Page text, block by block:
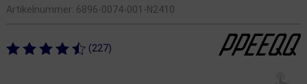
Artikelnummer: 6896-0074-001-N2410
(227)